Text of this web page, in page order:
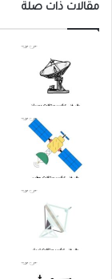
مقالات ذات صلة